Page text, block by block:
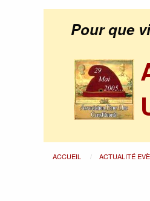
Pour que
ACCUEIL ACTUALITÉ